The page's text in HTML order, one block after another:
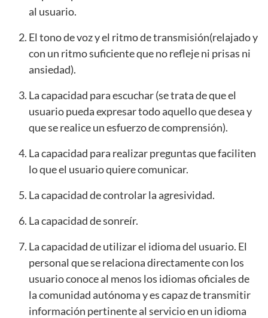
al usuario.
El tono de voz y el ritmo de transmisión(relajado y
con un ritmo suficiente que no refleje ni prisas ni
ansiedad).
La capacidad para escuchar (se trata de que el
usuario pueda expresar todo aquello que desea y
que se realice un esfuerzo de comprensión).
La capacidad para realizar preguntas que faciliten
lo que el usuario quiere comunicar.
La capacidad de controlar la agresividad.
La capacidad de sonreír.
La capacidad de utilizar el idioma del usuario. El
personal que se relaciona directamente con los
usuario conoce al menos los idiomas oficiales de
la comunidad autónoma y es capaz de transmitir
información pertinente al servicio en un idioma